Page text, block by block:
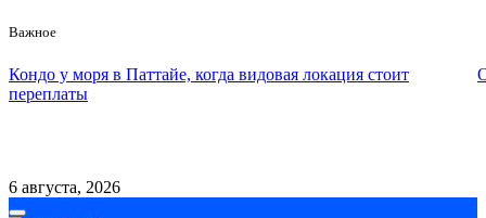
Важное
Кондо у моря в Паттайе, когда видовая локация стоит
переплаты
6 августа, 2026